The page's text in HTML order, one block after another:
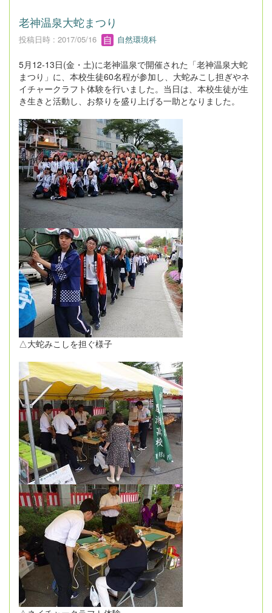
老神温泉大蛇まつり
投稿日時 : 2017/05/16 自然環境科
5月12-13日(金・土)に老神温泉で開催された「老神温泉大蛇
まつり」に、本校生徒60名程が参加し、大蛇みこし担ぎやネ
イチャークラフト体験を行いました。当日は、本校生徒が生
き生きと活動し、お祭りを盛り上げる一助となりました。
△大蛇みこしを担ぐ様子